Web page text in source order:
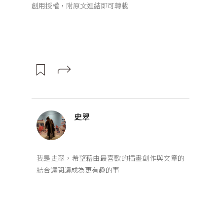
創用授權，附原文連結即可轉載
史翠
我是史翠，希望藉由最喜歡的插畫創作與文章的
結合讓閱讀成為更有趣的事